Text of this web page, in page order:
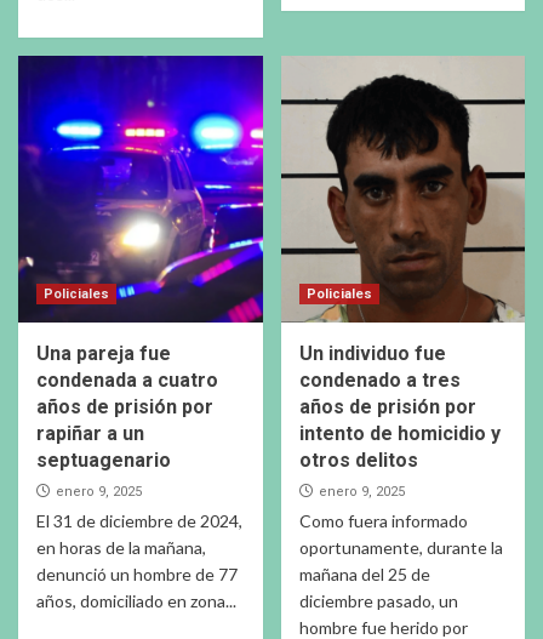
Policiales
Una pareja fue
condenada a cuatro
años de prisión por
rapiñar a un
septuagenario
enero 9, 2025
El 31 de diciembre de 2024,
en horas de la mañana,
denunció un hombre de 77
años, domiciliado en zona...
Policiales
Un individuo fue
condenado a tres
años de prisión por
intento de homicidio y
otros delitos
enero 9, 2025
Como fuera informado
oportunamente, durante la
mañana del 25 de
diciembre pasado, un
hombre fue herido por